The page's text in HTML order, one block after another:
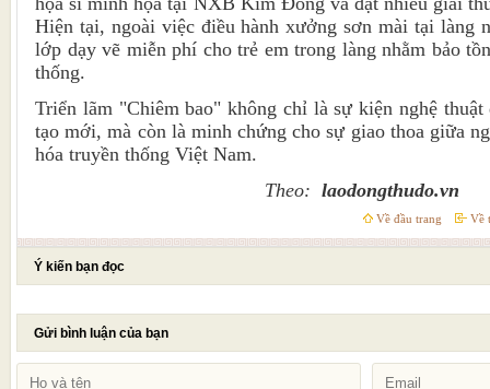
Hiện tại, ngoài việc điều hành xưởng sơn mài tại làng
lớp dạy vẽ miễn phí cho trẻ em trong làng nhằm bảo
thống.
Triển lãm "Chiêm bao" không chỉ là sự kiện nghệ
tạo mới, mà còn là minh chứng cho sự giao thoa giữa
hóa truyền thống Việt Nam.
Theo: laodongthudo.vn
Về đầu trang Về
Ý kiến bạn đọc
Gửi bình luận của bạn